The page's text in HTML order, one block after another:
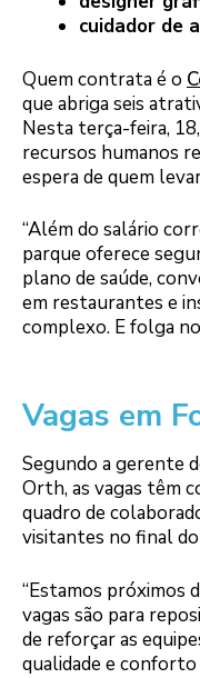
cuidador de
Quem contrata é o
que abriga seis
Nesta terça-feira,
recursos humanos
espera de quem
“Além do salário
parque oferece
plano de saúde,
em restaurantes e
complexo. E folga
Vagas em
Segundo a gerente
Orth, as vagas têm
quadro de
visitantes no final
“Estamos próximos
vagas são para
de reforçar as
qualidade e